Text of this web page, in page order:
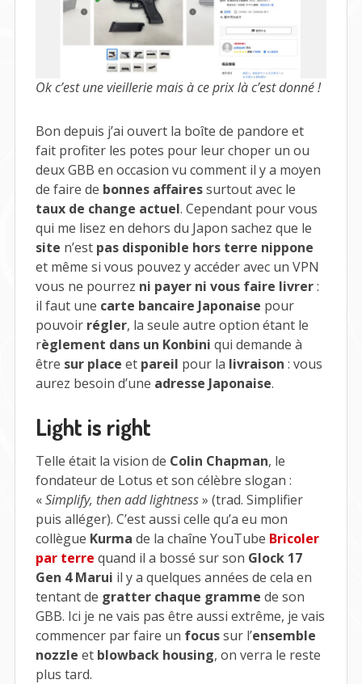
Ok c’est une vieillerie mais à ce prix là c’est donné !
Bon depuis j’ai ouvert la boîte de pandore et
fait profiter les potes pour leur choper un ou
deux GBB en occasion vu comment il y a moyen
de faire de bonnes affairessurtout avec le
taux de change actuel. Cependant pour vous
qui me lisez en dehors du Japon sachez que le
site n’est pas disponible hors terre nippone
et même si vous pouvez y accéder avec un VPN
vous ne pourrez ni payer ni vous faire livrer:
il faut une carte bancaire Japonaise pour
pouvoir régler, la seule autre option étant le
règlement dans un Konbini qui demande à
être sur place et pareil pour la livraison : vous
aurez besoin d’une adresse Japonaise.
Light is right
Telle était la vision de Colin Chapman, le
fondateur de Lotus et son célèbre slogan :
«Simplify, then add lightness» (trad. Simplifier
puis alléger). C’est aussi celle qu’a eu mon
collègue Kurma de la chaîne YouTube Bricoler
par terre quand il a bossé sur son Glock 17
Gen 4 Marui il y a quelques années de cela en
tentant de gratter chaque gramme de son
GBB. Ici je ne vais pas être aussi extrême, je vais
commencer par faire un focussur l’ensemble
nozzle et blowback housing, on verra le reste
plus tard.